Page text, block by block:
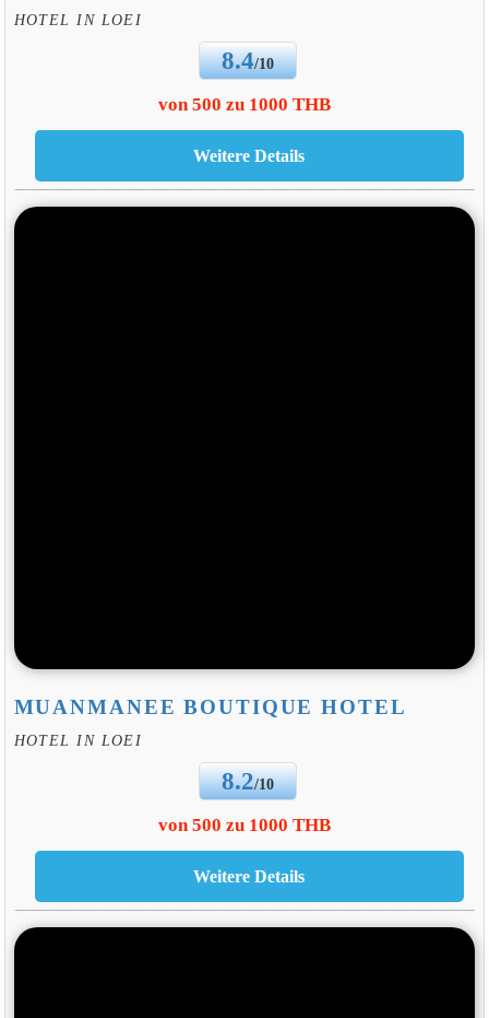
HOTEL IN LOEI
8.4/10
von 500 zu 1000 THB
MUANMANEE BOUTIQUE HOTEL
HOTEL IN LOEI
8.2/10
von 500 zu 1000 THB